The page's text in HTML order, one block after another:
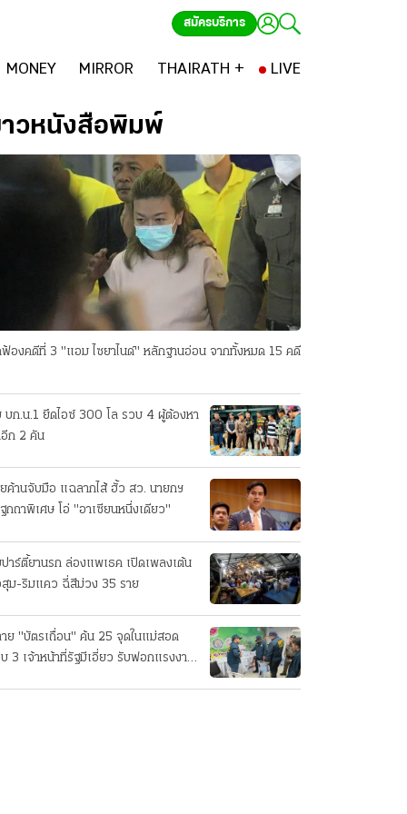
สมัครบริการ
MONEY MIRROR THAIRATH + LIVE
วหนังสือพิมพ์
องคดีที่ 3 "แอม ไซยาไนด์" หลักฐานอ่อน จากทั้งหมด 15 คดี
บก.น.1 ยึดไอซ์ 300 โล รวบ 4 ผู้ต้องหา
อีก 2 คัน
ค้านจับมือ แฉลากไส้ ฮั้ว สว. นายกฯ
กถาพิเศษ โอ่ "อาเซียนหนึ่งเดียว"
าร์ตี้ยานรก ล่องแพเธค เปิดเพลงเต้น
ม-ริมแคว ฉี่สีม่วง 35 ราย
ย "บัตรเถื่อน" ค้น 25 จุดในแม่สอด
3 เจ้าหน้าที่รัฐมีเอี่ยว รับฟอกแรงงาน